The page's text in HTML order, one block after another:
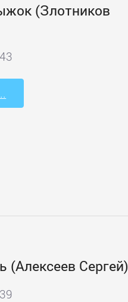
(Злотников
(Алексеев Сергей)